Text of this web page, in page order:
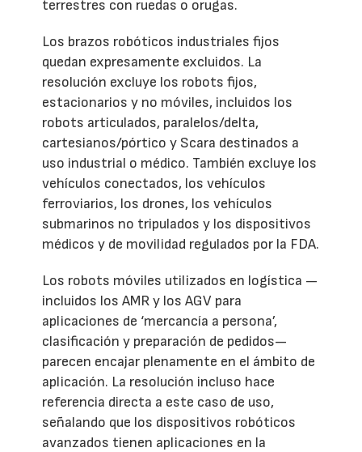
terrestres con ruedas o orugas.
Los brazos robóticos industriales fijos
quedan expresamente excluidos. La
resolución excluye los robots fijos,
estacionarios y no móviles, incluidos los
robots articulados, paralelos/delta,
cartesianos/pórtico y Scara destinados a
uso industrial o médico. También excluye los
vehículos conectados, los vehículos
ferroviarios, los drones, los vehículos
submarinos no tripulados y los dispositivos
médicos y de movilidad regulados por la FDA.
Los robots móviles utilizados en logística —
incluidos los AMR y los AGV para
aplicaciones de ‘mercancía a persona’,
clasificación y preparación de pedidos—
parecen encajar plenamente en el ámbito de
aplicación. La resolución incluso hace
referencia directa a este caso de uso,
señalando que los dispositivos robóticos
avanzados tienen aplicaciones en la